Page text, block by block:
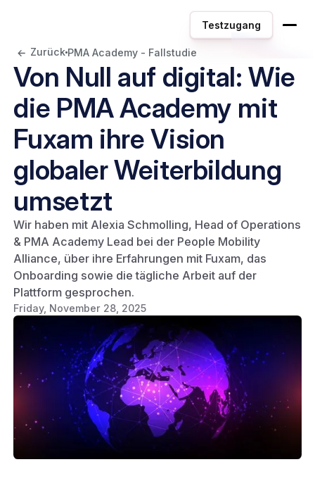
Testzugang
Zurück PMA Academy - Fallstudie
Von Null auf digital: Wie
die PMA Academy mit
Fuxam ihre Vision
globaler Weiterbildung
umsetzt
Wir haben mit Alexia Schmolling, Head of Operations
& PMA Academy Lead bei der People Mobility
Alliance, über ihre Erfahrungen mit Fuxam, das
Onboarding sowie die tägliche Arbeit auf der
Plattform gesprochen.
Friday, November 28, 2025